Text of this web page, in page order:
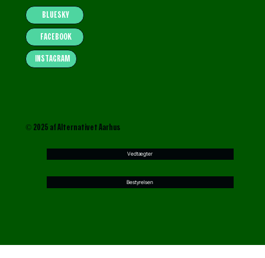
Vedtægter
Bestyrelsen
FACEBOOK
INSTAGRAM
BLUESKY
© 2025 af Alternativet Aarhus